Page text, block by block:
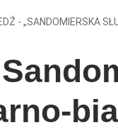
- „SANDOMIERSKA